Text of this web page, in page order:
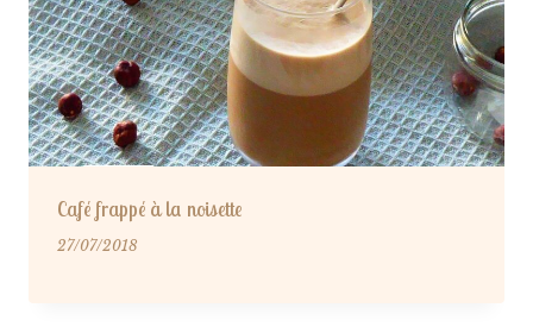
Café frappé à la noisette
27/07/2018